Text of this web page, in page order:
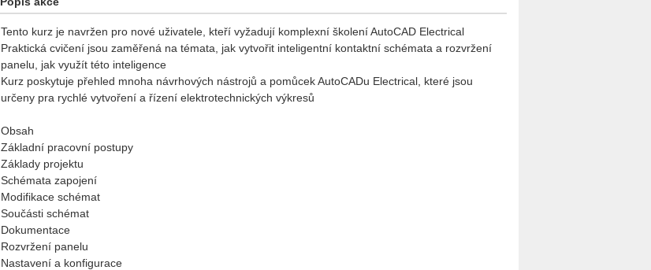
Tento kurz je navržen pro nové uživatele, kteří vyžadují komplexní školení AutoCAD Electrical
Praktická cvičení jsou zaměřená na témata, jak vytvořit inteligentní kontaktní schémata a rozvržení
panelu, jak využít této inteligence
Kurz poskytuje přehled mnoha návrhových nástrojů a pomůcek AutoCADu Electrical, které jsou
určeny pra rychlé vytvoření a řízení elektrotechnických výkresů
Obsah
Základní pracovní postupy
Základy projektu
Schémata zapojení
Modifikace schémat
Součásti schémat
Dokumentace
Rozvržení panelu
Nastavení a konfigurace